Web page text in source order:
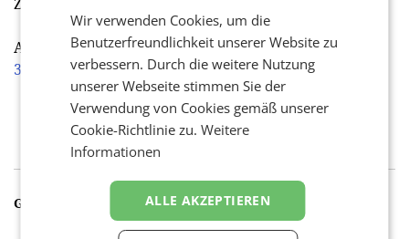
Alle Infos:https://www.iaa-austria.at/Effie-
3/kategorien
GALERIE
Wir verwenden Cookies, um die
Benutzerfreundlichkeit unserer Website zu
verbessern. Durch die weitere Nutzung
unserer Webseite stimmen Sie der
Verwendung von Cookies gemäß unserer
Cookie-Richtlinie zu.Weitere
Informationen
ALLE AKZEPTIEREN